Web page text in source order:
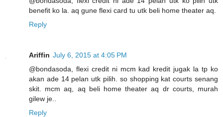
benefit ko la. aq gune flexi card tu utk beli home theater aq.
Reply
Ariffin July 6, 2015 at 4:05 PM
@bondasoda, flexi credit ni mcm kad kredit jugak la tp ko
akan ade 14 pelan utk pilih. so shopping kat courts senang
skit. mcm aq, aq beli home theater aq dr courts, murah
gilew je..
Reply